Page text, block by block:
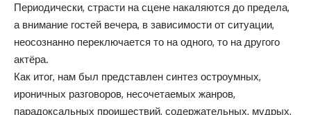
Периодически, страсти на сцене накаляются до предела,
а внимание гостей вечера, в зависимости от ситуации,
неосознанно переключается то на одного, то на другого
актёра.
Как итог, нам был представлен синтез остроумных,
ироничных разговоров, несочетаемых жанров,
парадоксальных проишествий, содержательных, мудрых,